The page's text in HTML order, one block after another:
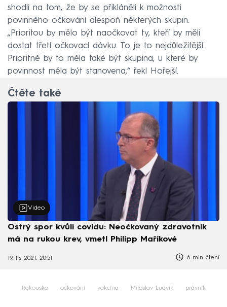
shodli na tom, že by se přikláněli k možnosti
povinného očkování alespoň některých skupin.
„Prioritou by mělo být naočkovat ty, kteří by měli
dostat třetí očkovací dávku. To je to nejdůležitější.
Prioritně by to měla také být skupina, u které by
povinnost měla být stanovena,“ řekl Hořejší.
Čtěte také
Video
Ostrý spor kvůli covidu: Neočkovaný zdravotník
má na rukou krev, vmetl Philipp Maříkové
19. lis 2021, 20:51 6 min čtení
Rakousko očkování vakcína Miloslav Ludvík právník